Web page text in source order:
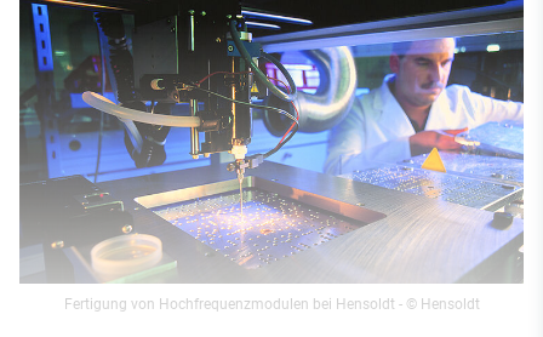
Fertigung von Hochfrequenzmodulen bei Hensoldt - © Hensoldt